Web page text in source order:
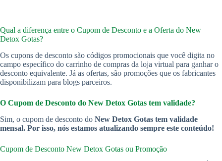
Qual a diferença entre o Cupom de Desconto e a Oferta do New
Detox Gotas?
Os cupons de desconto são códigos promocionais que você digita no
campo específico do carrinho de compras da loja virtual para ganhar o
desconto equivalente. Já as ofertas, são promoções que os fabricantes
disponibilizam para blogs parceiros.
O Cupom de Desconto do New Detox Gotas tem validade?
Sim, o cupom de desconto do New Detox Gotas tem validade
mensal. Por isso, nós estamos atualizando sempre este conteúdo!
Cupom de Desconto New Detox Gotas ou Promoção